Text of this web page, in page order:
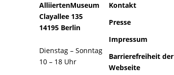
AlliiertenMuseum
Clayallee 135
14195 Berlin
Dienstag – Sonntag
10 – 18 Uhr
Kontakt
Presse
Impressum
Barrierefreiheit der
Webseite